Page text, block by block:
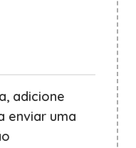
adicione
enviar uma